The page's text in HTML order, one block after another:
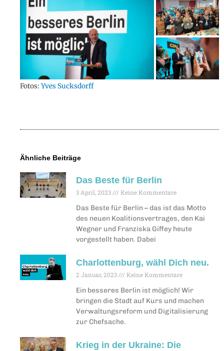
Fotos:Yves Sucksdorff
Ähnliche Beiträge
Das Beste für Berlin
3 April, 2023 Keine Kommentare
Das Beste für Berlin – das ist das Motto
des neuen Koalitionsvertrages, den Kai
Wegner und Franziska Giffey heute
vorgestellt haben. Dabei
Charlottenburg, wähl Dich neu.
2 Januar, 2023 Keine Kommentare
Ein besseres Berlin ist möglich! Wir
bringen die Stadt auf Kurs und machen
Verwaltungsreform und Digitalisierung
zur Chefsache.
Krieg in der Ukraine: Die